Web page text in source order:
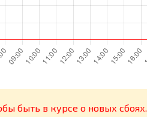
быть в курсе о новых сбоях.